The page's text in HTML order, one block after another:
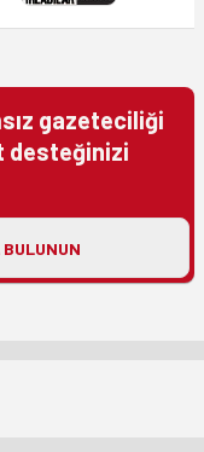
gazeteciliği
desteğinizi
BULUNUN